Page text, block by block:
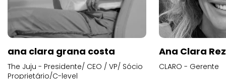
ana clara grana costa
The Juju - Presidente/ CEO / VP/ Sócio
Proprietário/C-level
Ana Clara
CLARO - Gerente